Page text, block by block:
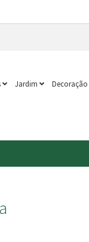
Jardim Decoração